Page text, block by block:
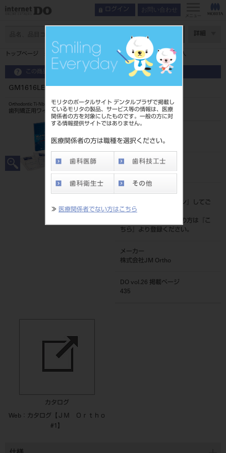
モリタのポータルサイト デンタルプラザで掲載し
ているモリタの製品、サービス等の情報は、医療
関係者の方を対象にしたものです。一般の方に対
する情報提供サイトではありません。
医療関係者の方は職種を選択ください。
≫ 医療関係者でない方はこちら
ログイン お問い合わせ
メニュー
詳細
トップページ GM1616LEゴムメタルナチュラルフォーム1616LE5入
この商品に関するお問い合わせ
GM1616LEゴムメタルナチュラルフォーム1616LE5入
Orthodontic Ti-Nb Wire
歯列矯正用ワイヤ
2068506891616LE
JAN/EANコード
標準価格
ログイン
』してご
覧ください。
ネット会員登録がまだの方は『
こ
ちら
』より登録ください。
メーカー
株式会社JM Ortho
DO vol.26 掲載ページ
435
カタログ
Web：カタログ【ＪＭ Ｏｒｔｈｏ
#1】